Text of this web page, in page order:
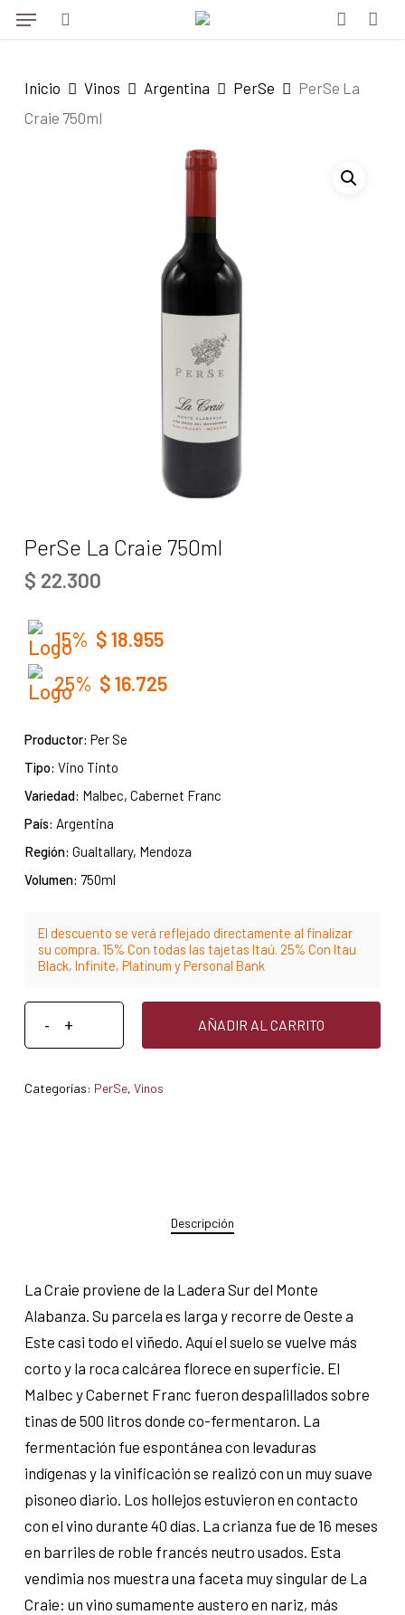
Skip
content
Menu
Inicio Vinos Argentina PerSe
PerSe La
Craie 750ml
PerSe La Craie 750ml
$ 22.300
15% $18.955
25% $16.725
Productor: Per Se
Tipo: Vino Tinto
Variedad: Malbec, Cabernet Franc
País: Argentina
Región: Gualtallary, Mendoza
Volumen: 750ml
El descuento se verá reflejado directamente al finalizar
su compra. 15% Con todas las tajetas Itaú. 25% Con Itau
Black, Infinite, Platinum y Personal Bank
AÑADIR AL CARRITO
Categorías: PerSe, Vinos
Descripción
La Craie proviene de la Ladera Sur del Monte
Alabanza. Su parcela es larga y recorre de Oeste a
Este casi todo el viñedo. Aquí el suelo se vuelve más
corto y la roca calcárea florece en superficie. El
Malbec y Cabernet Franc fueron despalillados sobre
tinas de 500 litros donde co-fermentaron. La
fermentación fue espontánea con levaduras
indígenas y la vinificación se realizó con un muy suave
pisoneo diario. Los hollejos estuvieron en contacto
con el vino durante 40 días. La crianza fue de 16 meses
en barriles de roble francés neutro usados. Esta
vendimia nos muestra una faceta muy singular de La
Craie: un vino sumamente austero en nariz, más